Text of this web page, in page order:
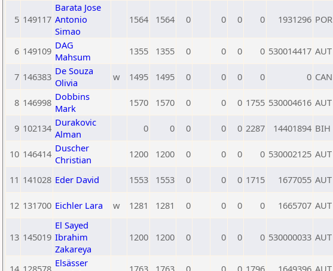
5 149117
Barata Jose
Antonio
Simao
1564 1564 0 0 0 0 1931296 POR
6 149109 DAG
Mahsum
1355 1355 0 0 0 0 530014417 AUT
7 146383 De Souza
Olivia
w 1495 1495 0 0 0 0 0 CAN
8 146998 Dobbins
Mark
1570 1570 0 0 0 1755 530004616 AUT
9 102134 Durakovic
Alman
0 0 0 0 0 2287 14401894 BIH
10 146414 Duscher
Christian
1200 1200 0 0 0 0 530002125 AUT
11 141028 Eder David 1553 1553 0 0 0 1715 1677055 AUT
12 131700 Eichler Lara w 1281 1281 0 0 0 0 1665707 AUT
13 145019
El Sayed
Ibrahim
Zakareya
1200 1200 0 0 0 0 530000033 AUT
14 128578 Elsässer
1763 1763 0 0 0 1796 1649396 AUT